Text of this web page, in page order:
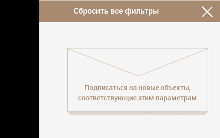
Сбросить все фильтры
Подписаться на новые объекты,
соответствующие этим параметрам